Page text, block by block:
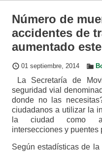
Número de
accidentes de
aumentado
01 septiembre, 2014
La Secretaría de
seguridad vial
donde no las
ciudadanos a utilizar la
la ciudad como
intersecciones y puentes
Según estadísticas de